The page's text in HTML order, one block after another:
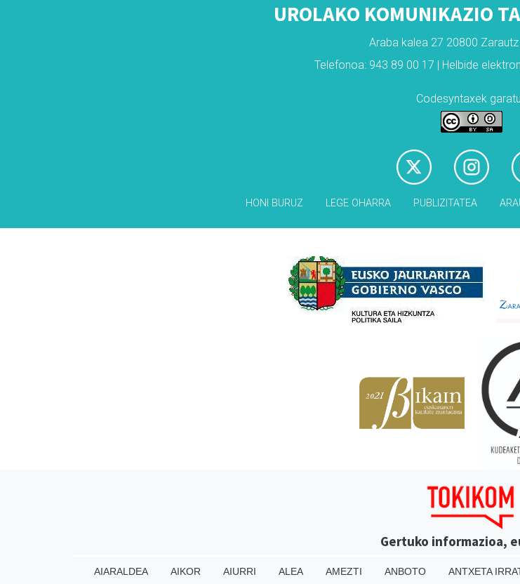
UROLAKO KOMUNIKAZIO
Araba kalea 27 20800
Telefonoa: 943 89 00 17 | Helbide
Codesyntaxek
HONI BURUZ LEGE OHARRA PUBLIZITATEA
Gertuko informazioa,
AIARALDEA AIKOR AIURRI ALEA AMEZTI ANBOTO ANTXETA